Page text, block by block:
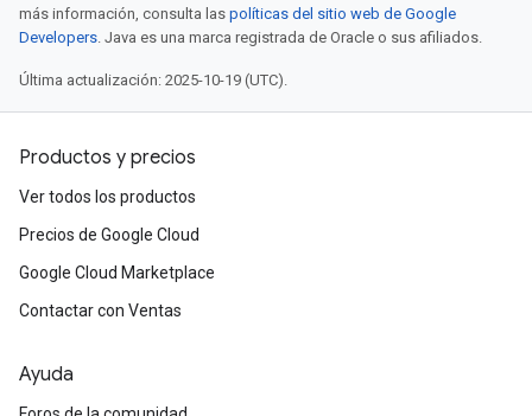
más información, consulta las políticas del sitio web de Google
Developers. Java es una marca registrada de Oracle o sus afiliados.
Última actualización: 2025-10-19 (UTC).
Productos y precios
Ver todos los productos
Precios de Google Cloud
Google Cloud Marketplace
Contactar con Ventas
Ayuda